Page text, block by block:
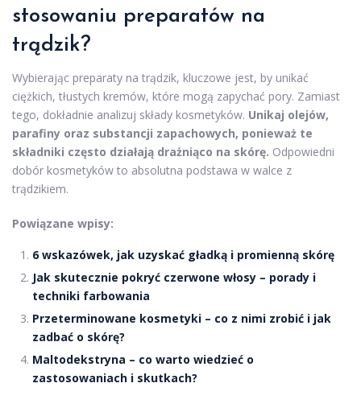
stosowaniu preparatów na
trądzik?
Wybierając preparaty na trądzik, kluczowe jest, by unikać
ciężkich, tłustych kremów, które mogą zapychać pory. Zamiast
tego, dokładnie analizuj składy kosmetyków. Unikaj olejów,
parafiny oraz substancji zapachowych, ponieważ te
składniki często działają drażniąco na skórę. Odpowiedni
dobór kosmetyków to absolutna podstawa w walce z
trądzikiem.
Powiązane wpisy:
6 wskazówek, jak uzyskać gładką i promienną skórę
Jak skutecznie pokryć czerwone włosy – porady i
techniki farbowania
Przeterminowane kosmetyki – co z nimi zrobić i jak
zadbać o skórę?
Maltodekstryna – co warto wiedzieć o
zastosowaniach i skutkach?